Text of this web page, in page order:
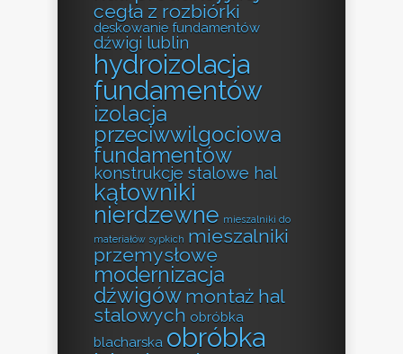
cegła z rozbiórki
deskowanie fundamentów
dźwigi lublin
hydroizolacja
fundamentów
izolacja
przeciwwilgociowa
fundamentów
konstrukcje stalowe hal
kątowniki
nierdzewne mieszalniki do
materiałów sypkich mieszalniki
przemysłowe
modernizacja
dźwigów montaż hal
stalowych obróbka
blacharska obróbka